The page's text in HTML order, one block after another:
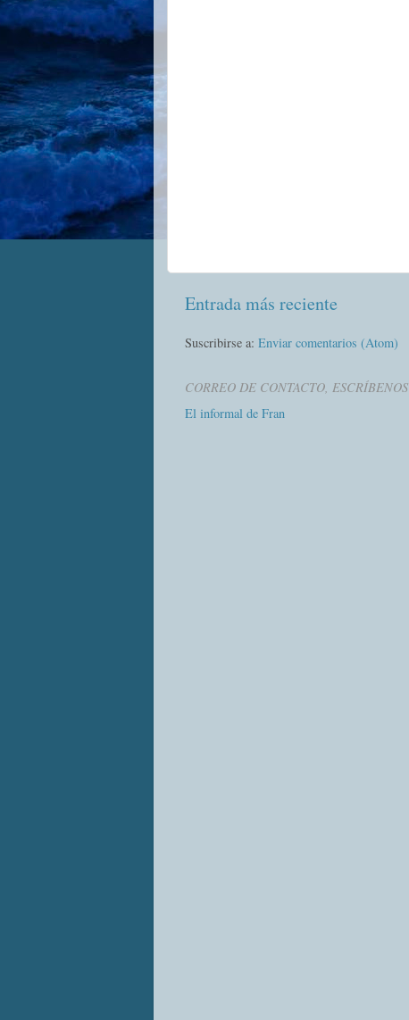
Entrada más reciente
Suscribirse a: Enviar comentarios (Atom)
CORREO DE CONTACTO, ESCRÍBENOS
El informal de Fran